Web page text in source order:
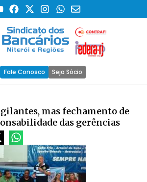
Fale Conosco Seja Sócio
mas fechamento de
das gerências